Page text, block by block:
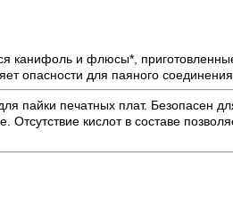
и флюсы*,
опасности для паяного соединения.
печатных плат. Безопасен
кислот в составе